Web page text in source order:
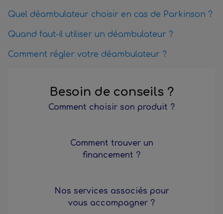
Quel déambulateur choisir en cas de Parkinson ?
Quand faut-il utiliser un déambulateur ?
Comment régler votre déambulateur ?
Besoin de conseils ?
Comment choisir son produit ?
Comment trouver un
financement ?
Nos services associés pour
vous accompagner ?